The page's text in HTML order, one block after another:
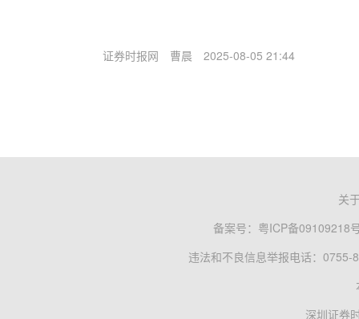
证券时报网 曹晨 2025-08-05 21:44
关
备案号： 粤ICP备09109218
违法和不良信息举报电话：0755-
深圳证券